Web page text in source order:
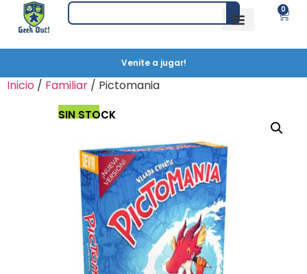
0
Venite a jugar!
Inicio / Familiar / Pictomania
SIN STOCK